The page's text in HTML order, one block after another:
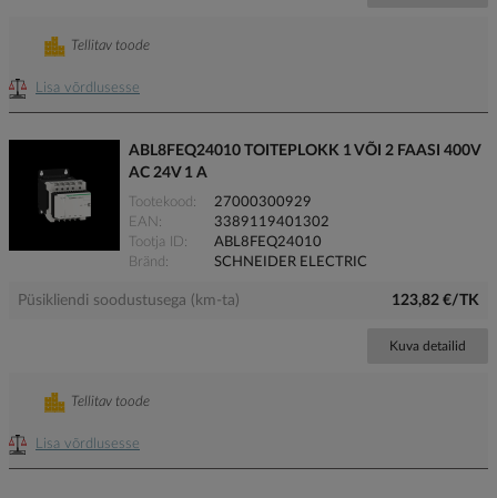
Lisa võrdlusesse
Tellitav toode
ABL8FEQ24010 TOITEPLOKK 1 VÕI 2 FAASI 400V
AC 24V 1 A
Tootekood
27000300929
EAN
3389119401302
Tootja ID
ABL8FEQ24010
Bränd
SCHNEIDER ELECTRIC
Püsikliendi soodustusega (km-ta) 123,82 €/TK
Kuva detailid
Lisa võrdlusesse
Tellitav toode